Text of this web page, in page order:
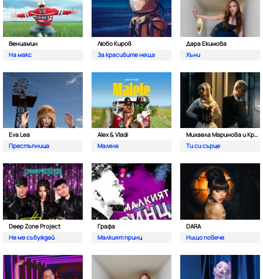
Вениамин
На макс
Любо Киров
За красивите неща
Дара Екимова
Хъни
Eva Lea
Престъпница
Alex & Vladi
Малеле
Михаела Маринова и Кристиан Костов
Ти си сърце
Deep Zone Project
Не ме събуждай
Графа
Малкият принц
DARA
Нищо повече